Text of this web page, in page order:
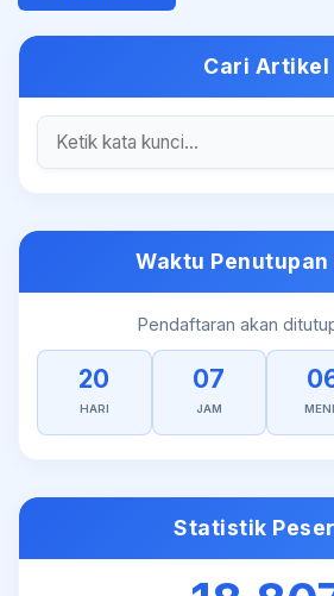
Cari Artikel
Waktu Penutupan
Pendaftaran akan
20
HARI
07
JAM
Statistik